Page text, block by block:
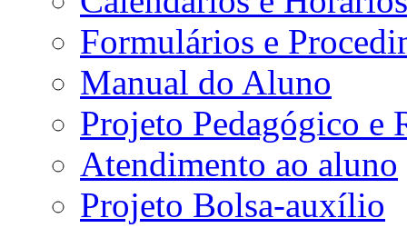
Formulários e
Manual do Aluno
Projeto Pedagógico e
Atendimento ao aluno
Projeto Bolsa-auxílio